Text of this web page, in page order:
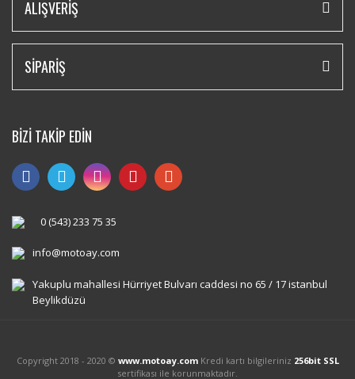
ALIŞVERİŞ
SİPARİŞ
BİZİ TAKİP EDİN
0 (543) 233 75 35
info@motoay.com
Yakuplu mahallesi Hürriyet Bulvarı caddesi no 65 / 17 istanbul
Beylikdüzü
Copyright 2018 - 2020 © www.motoay.comKredi kartı bilgileriniz 256bit SSL
sertifikası ile korunmaktadır.